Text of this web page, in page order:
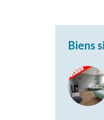
Biens